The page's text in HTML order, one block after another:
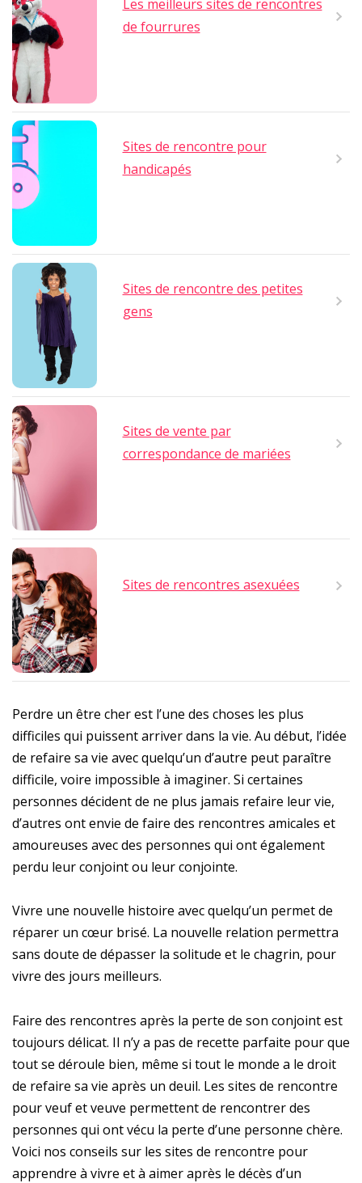
Les meilleurs sites de rencontres
de fourrures
Sites de rencontre pour
handicapés
Sites de rencontre des petites
gens
Sites de vente par
correspondance de mariées
Sites de rencontres asexuées
Perdre un être cher est l’une des choses les plus
difficiles qui puissent arriver dans la vie. Au début, l’idée
de refaire sa vie avec quelqu’un d’autre peut paraître
difficile, voire impossible à imaginer. Si certaines
personnes décident de ne plus jamais refaire leur vie,
d’autres ont envie de faire des rencontres amicales et
amoureuses avec des personnes qui ont également
perdu leur conjoint ou leur conjointe.
Vivre une nouvelle histoire avec quelqu’un permet de
réparer un cœur brisé. La nouvelle relation permettra
sans doute de dépasser la solitude et le chagrin, pour
vivre des jours meilleurs.
Faire des rencontres après la perte de son conjoint est
toujours délicat. Il n’y a pas de recette parfaite pour que
tout se déroule bien, même si tout le monde a le droit
de refaire sa vie après un deuil. Les sites de rencontre
pour veuf et veuve permettent de rencontrer des
personnes qui ont vécu la perte d’une personne chère.
Voici nos conseils sur les sites de rencontre pour
apprendre à vivre et à aimer après le décès d’un